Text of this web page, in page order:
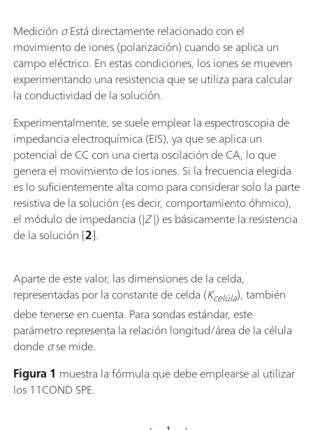
Medición σEstá directamente relacionado con el
movimiento de iones (polarización) cuando se aplica un
campo eléctrico. En estas condiciones, los iones se mueven
experimentando una resistencia que se utiliza para calcular
la conductividad de la solución.
Experimentalmente, se suele emplear la espectroscopia de
impedancia electroquímica (EIS), ya que se aplica un
potencial de CC con una cierta oscilación de CA, lo que
genera el movimiento de los iones. Si la frecuencia elegida
es lo suficientemente alta como para considerar solo la parte
resistiva de la solución (es decir, comportamiento óhmico),
el módulo de impedancia (|Z|) es básicamente la resistencia
de la solución [2].
Aparte de este valor, las dimensiones de la celda,
representadas por la constante de celda (Kcelúla), también
debe tenerse en cuenta. Para sondas estándar, este
parámetro representa la relación longitud/área de la célula
dondeσse mide.
Figura 1 muestra la fórmula que debe emplearse al utilizar
los 11COND SPE.